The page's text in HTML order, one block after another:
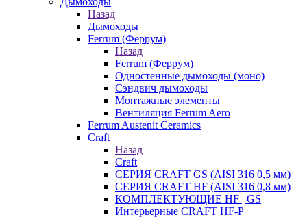
Назад
Дымоходы
Ferrum (Феррум)
Назад
Ferrum (Феррум)
Одностенные дымоходы (моно)
Сэндвич дымоходы
Монтажные элементы
Вентиляция Ferrum Aero
Ferrum Austenit Ceramics
Craft
Назад
Craft
СЕРИЯ CRAFT GS (AISI 316 0,5 мм)
СЕРИЯ CRAFT HF (AISI 316 0,8 мм)
КОМПЛЕКТУЮЩИЕ HF | GS
Интерьерные CRAFT HF-P